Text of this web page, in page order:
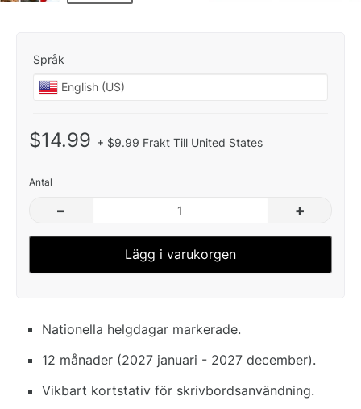
Språk
$14.99 + $9.99 Frakt Till United States
Antal
– +
Lägg i varukorgen
Nationella helgdagar markerade.
12 månader (2027 januari - 2027 december).
Vikbart kortstativ för skrivbordsanvändning.